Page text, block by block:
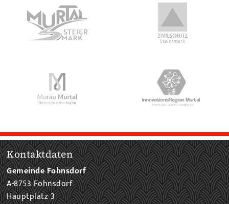
Kontaktdaten
Gemeinde Fohnsdorf
A-8753 Fohnsdorf
Hauptplatz 3